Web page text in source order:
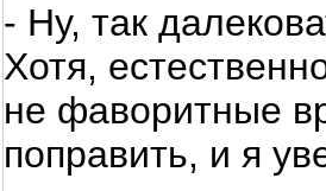
- Ну, так
Хотя,
не фаворитные
поправить, и я